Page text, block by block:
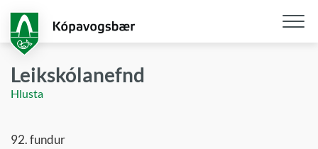
aðalefni
Leikskólanefnd
Hlusta
92. fundur
Opna